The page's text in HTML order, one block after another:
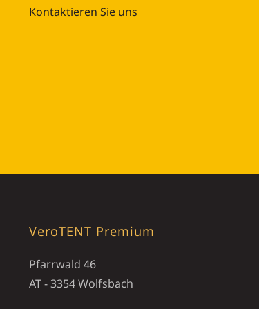
Kontaktieren Sie uns
VeroTENT Premium
Pfarrwald 46
AT - 3354 Wolfsbach